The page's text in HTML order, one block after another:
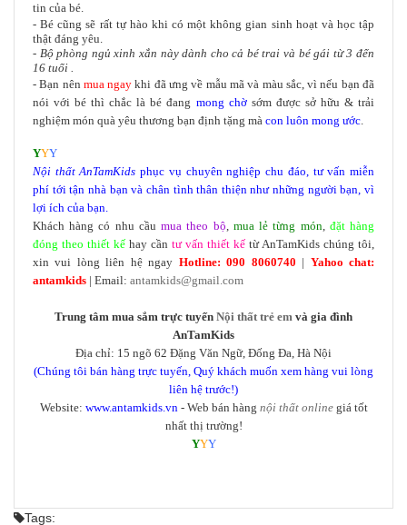
tin của bé.
- Bé cũng sẽ rất tự hào khi có một không gian sinh hoạt và học tập
thật đáng yêu.
- Bộ phòng ngủ xinh xắn này dành cho cả bé trai và bé gái từ 3 đến
16 tuổi .
- Bạn nên mua ngay khi đã ưng về mẫu mã và màu sắc, vì nếu bạn đã
nói với bé thì chắc là bé đang mong chờ sớm được sở hữu & trải
nghiệm món quà yêu thương bạn định tặng mà con luôn mong ước.
YYY
Nội thấtAnTamKids phục vụ chuyên nghiệp chu đáo, tư vấn miễn
phí tới tận nhà bạn và chân tình thân thiện như những người bạn, vì
lợi ích của bạn.
Khách hàng có nhu cầumua theo bộ, mua lẻ từng món, đặt hàng
đóng theo thiết kế hay cần tư vấn thiết kế từ AnTamKids chúng tôi,
xin vui lòng liên hệ ngay Hotline: 090 8060740 | Yahoo chat:
antamkids | Email: antamkids@gmail.com
Trung tâm mua sắm trực tuyến Nội thất trẻ em và gia đình
AnTamKids
Địa chỉ: 15 ngõ 62 Đặng Văn Ngữ, Đống Đa, Hà Nội
(Chúng tôi bán hàng trực tuyến, Quý khách muốn xem hàng vui lòng
liên hệ trước!)
Website: www.antamkids.vn- Web bán hàng nội thất onlinegiá tốt
nhất thị trường!
YYY
Tags: